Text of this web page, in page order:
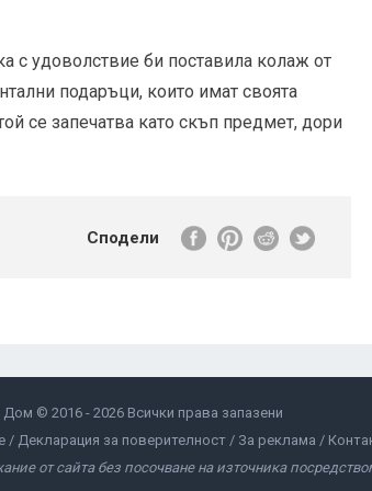
с удоволствие би поставила колаж от
подаръци, които имат своята
се запечатва като скъп предмет, дори
Сподели
© 2016 - 2026 Всички права запазени
Декларация за поверителност За реклама
от сайта без посочване на източника